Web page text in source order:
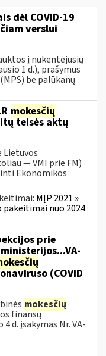
dėl COVID-19
verslui
į nukentėjusių
1 d.), prašymus
be palūkanų
mokesčių
teisės aktų
Lietuvos
— VMI prie FM)
Ekonomikos
MĮP 2021 »
nuo 2024
prie
(COVID
mokesčių
finansų
d. įsakymas Nr. VA-